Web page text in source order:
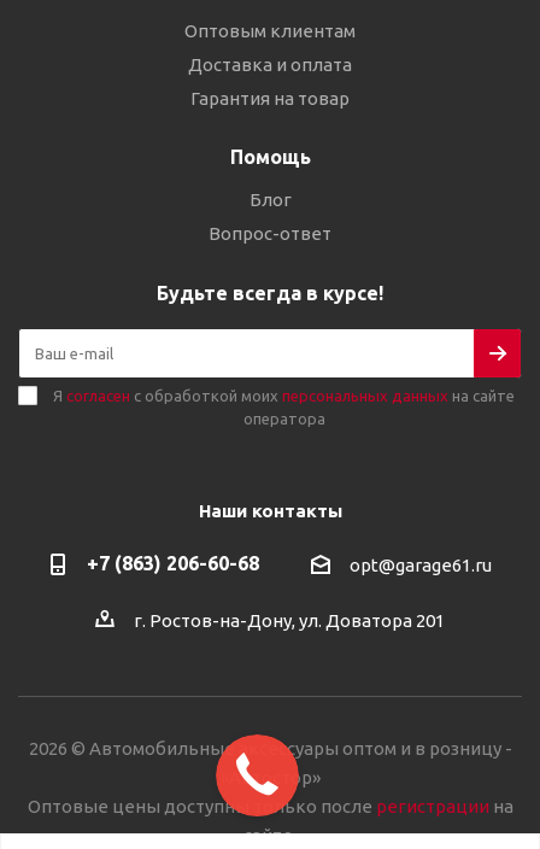
Оптовым клиентам
Доставка и оплата
Гарантия на товар
Помощь
Блог
Вопрос-ответ
Будьте всегда в курсе!
Я согласен с обработкой моих персональных данных на сайте
оператора
Наши контакты
+7 (863) 206-60-68 opt@garage61.ru
г. Ростов-на-Дону, ул. Доватора 201
2026 © Автомобильные аксессуары оптом и в розницу -
«Автостор»
Оптовые цены доступны только после регистрации на
сайте.